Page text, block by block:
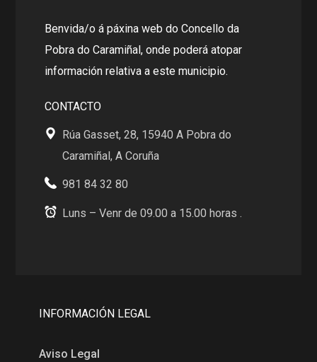
Benvida/o á páxina web do Concello da
Pobra do Caramiñal, onde poderá atopar
información relativa a este municipio.
CONTACTO
Rúa Gasset, 28, 15940 A Pobra do
Caramiñal, A Coruña
981 84 32 80
Luns – Venr de 09.00 a 15.00 horas .
INFORMACIÓN LEGAL
Aviso Legal